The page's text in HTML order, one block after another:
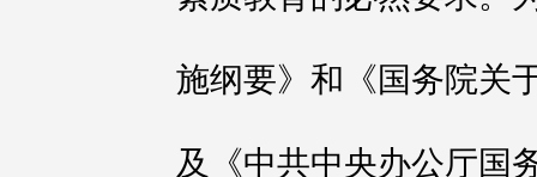
施纲要》和《国务院关
及《中共中央办公厅国